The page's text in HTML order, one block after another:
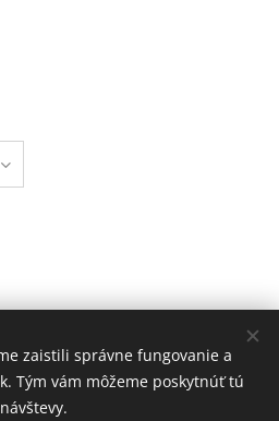
cesta 3, Nové Zámky, 94002
osobných údajov
Cookies
zaistili správne fungovanie a
Tým vám môžeme poskytnúť tú